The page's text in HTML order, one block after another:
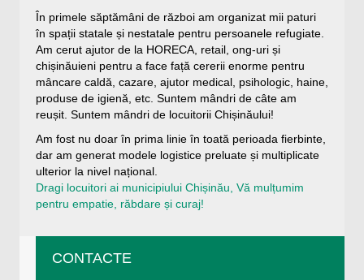
În primele săptămâni de război am organizat mii paturi
în spații statale și nestatale pentru persoanele refugiate.
Am cerut ajutor de la HORECA, retail, ong-uri și
chișinăuieni pentru a face față cererii enorme pentru
mâncare caldă, cazare, ajutor medical, psihologic, haine,
produse de igienă, etc. Suntem mândri de câte am
reușit. Suntem mândri de locuitorii Chișinăului!
Am fost nu doar în prima linie în toată perioada fierbinte,
dar am generat modele logistice preluate și multiplicate
ulterior la nivel național.
Dragi locuitori ai municipiului Chișinău, Vă mulțumim
pentru empatie, răbdare și curaj!
CONTACTE